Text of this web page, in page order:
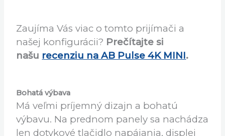
našej konfigurácii?
Prečítajte si
našu
recenziu na AB Pulse 4K MINI .